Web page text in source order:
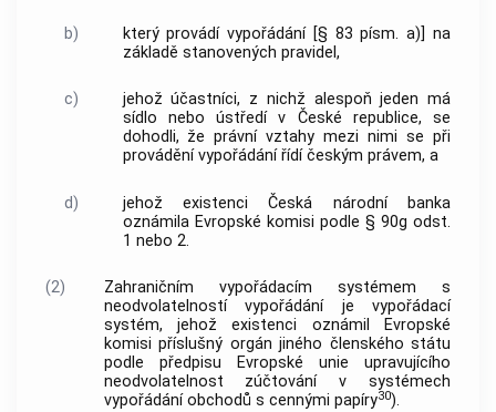
b)
který provádí vypořádání [§ 83 písm. a)] na
základě stanovených pravidel,
c)
jehož účastníci, z nichž alespoň jeden má
sídlo nebo ústředí v České republice, se
dohodli, že právní vztahy mezi nimi se při
provádění vypořádání řídí českým právem, a
d)
jehož existenci Česká národní banka
oznámila Evropské komisi podle § 90g odst.
1 nebo 2.
(2)
Zahraničním vypořádacím systémem s
neodvolatelností vypořádání je vypořádací
systém, jehož existenci oznámil Evropské
komisi příslušný orgán jiného členského státu
podle předpisu Evropské unie upravujícího
neodvolatelnost zúčtování v systémech
vypořádání obchodů s cennými papíry30).